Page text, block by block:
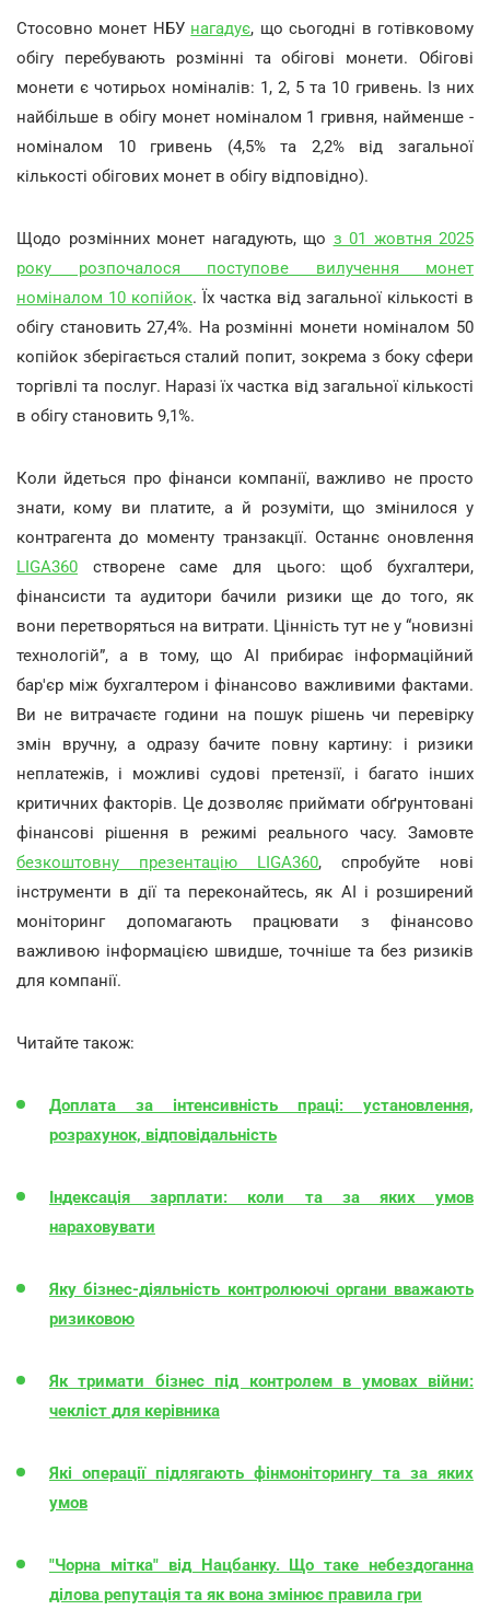
Стосовно монет НБУ нагадує, що сьогодні в готівковому
обігу перебувають розмінні та обігові монети. Обігові
монети є чотирьох номіналів: 1, 2, 5 та 10 гривень. Із них
найбільше в обігу монет номіналом 1 гривня, найменше -
номіналом 10 гривень (4,5% та 2,2% від загальної
кількості обігових монет в обігу відповідно).
Щодо розмінних монет нагадують, що з 01 жовтня 2025
року розпочалося поступове вилучення монет
номіналом 10 копійок. Їх частка від загальної кількості в
обігу становить 27,4%. На розмінні монети номіналом 50
копійок зберігається сталий попит, зокрема з боку сфери
торгівлі та послуг. Наразі їх частка від загальної кількості
в обігу становить 9,1%.
Коли йдеться про фінанси компанії, важливо не просто
знати, кому ви платите, а й розуміти, що змінилося у
контрагента до моменту транзакції. Останнє оновлення
LIGA360 створене саме для цього: щоб бухгалтери,
фінансисти та аудитори бачили ризики ще до того, як
вони перетворяться на витрати. Цінність тут не у “новизні
технологій”, а в тому, що AI прибирає інформаційний
бар'єр між бухгалтером і фінансово важливими фактами.
Ви не витрачаєте години на пошук рішень чи перевірку
змін вручну, а одразу бачите повну картину: і ризики
неплатежів, і можливі судові претензії, і багато інших
критичних факторів. Це дозволяє приймати обґрунтовані
фінансові рішення в режимі реального часу. Замовте
безкоштовну презентацію LIGA360, спробуйте нові
інструменти в дії та переконайтесь, як AI і розширений
моніторинг допомагають працювати з фінансово
важливою інформацією швидше, точніше та без ризиків
для компанії.
Читайте також:
Доплата за інтенсивність праці: установлення,
розрахунок, відповідальність
Індексація зарплати: коли та за яких умов
нараховувати
Яку бізнес-діяльність контролюючі органи вважають
ризиковою
Як тримати бізнес під контролем в умовах війни:
чекліст для керівника
Які операції підлягають фінмоніторингу та за яких
умов
"Чорна мітка" від Нацбанку. Що таке небездоганна
ділова репутація та як вона змінює правила гри